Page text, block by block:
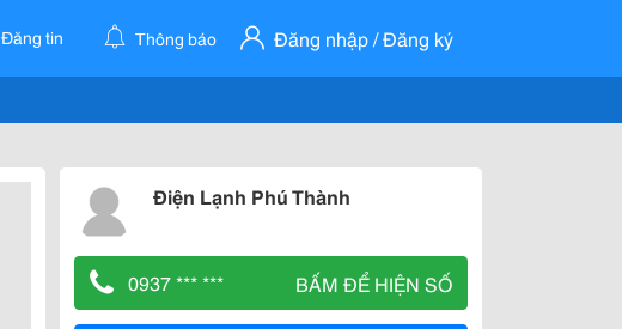
Đăng tin Thông báo Đăng nhập / Đăng ký
Điện Lạnh Phú Thành
0937 *** *** BẤM ĐỂ HIỆN SỐ